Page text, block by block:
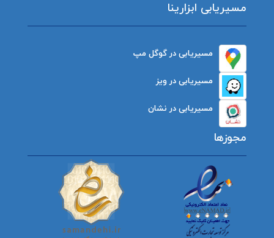
مسیریابی ابزارینا
مسیریابی در گوگل مپ
مسیریابی در ویز
مسیریابی در نشان
مجوزها